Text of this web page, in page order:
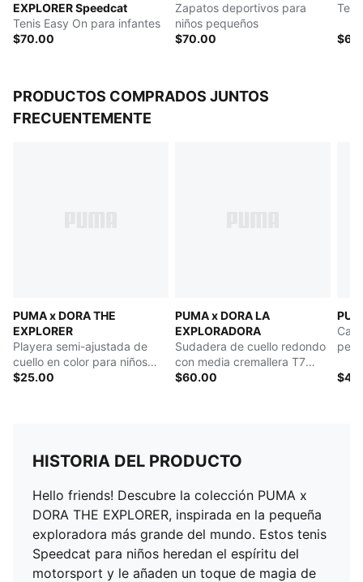
EXPLORER Speedcat
Tenis Easy On para infantes
$70.00
Zapatos deportivos para
niños pequeños
$70.00
PRODUCTOS COMPRADOS JUNTOS
FRECUENTEMENTE
PUMA x DORA THE
EXPLORER
Playera semi-ajustada de
cuello en color para niños
pequeños
$25.00
PUMA x DORA LA
EXPLORADORA
Sudadera de cuello redondo
con media cremallera T7
holgada para niños
$60.00
HISTORIA DEL PRODUCTO
Hello friends! Descubre la colección PUMA x
DORA THE EXPLORER, inspirada en la pequeña
exploradora más grande del mundo. Estos tenis
Speedcat para niños heredan el espíritu del
motorsport y le añaden un toque de magia de